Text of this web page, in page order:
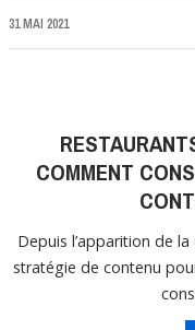
31 MAI 2021
COMMENT
Depuis l’apparition de
stratégie de contenu